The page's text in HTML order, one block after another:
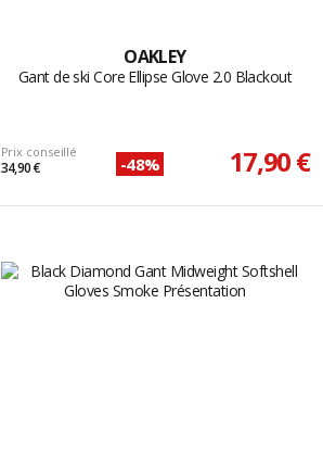
OAKLEY
Gant de ski Core Ellipse Glove 2.0 Blackout
Prix conseillé
34,90 € -48% 17,90 €